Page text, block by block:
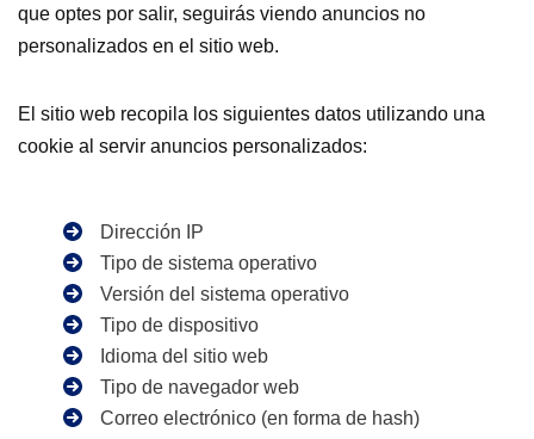
que optes por salir, seguirás viendo anuncios no
personalizados en el sitio web.
El sitio web recopila los siguientes datos utilizando una
cookie al servir anuncios personalizados:
Dirección IP
Tipo de sistema operativo
Versión del sistema operativo
Tipo de dispositivo
Idioma del sitio web
Tipo de navegador web
Correo electrónico (en forma de hash)